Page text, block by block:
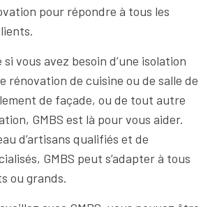
pour répondre à tous les
vous avez besoin d’une isolation
rénovation de cuisine ou de salle de
de façade, ou de tout autre
GMBS est là pour vous aider.
d’artisans qualifiés et de
GMBS peut s’adapter à tous
ou grands.